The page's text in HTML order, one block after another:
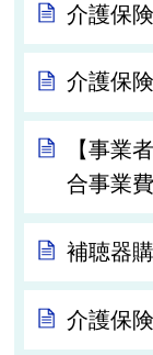
介護保
介護保
【事業
合事業
補聴器
介護保